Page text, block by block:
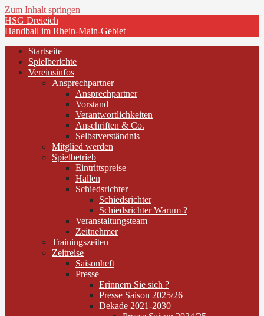
Zum Inhalt springen
HSG Dreieich
Handball im Rhein-Main-Gebiet
Startseite
Spielberichte
Vereinsinfos
Ansprechpartner
Ansprechpartner
Vorstand
Verantwortlichkeiten
Anschriften & Co.
Selbstverständnis
Mitglied werden
Spielbetrieb
Eintrittspreise
Hallen
Schiedsrichter
Schiedsrichter
Schiedsrichter Warum ?
Veranstaltungsteam
Zeitnehmer
Trainingszeiten
Zeitreise
Saisonheft
Presse
Erinnern Sie sich ?
Presse Saison 2025/26
Dekade 2021-2030